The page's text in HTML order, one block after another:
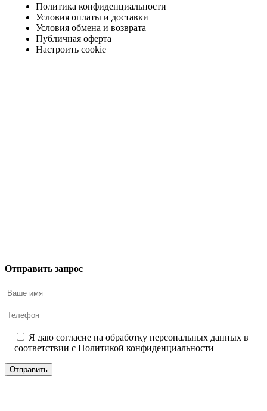
Политика конфиденциальности
Условия оплаты и доставки
Условия обмена и возврата
Публичная оферта
Настроить cookie
Отправить запрос
Я даю согласие на обработку персональных данных в
соответствии с Политикой конфиденциальности